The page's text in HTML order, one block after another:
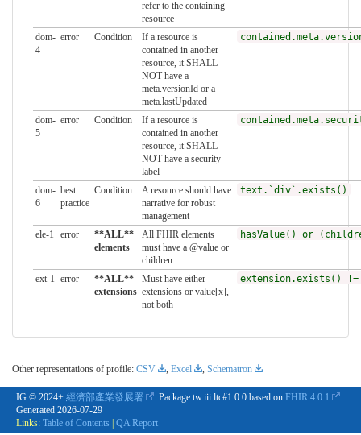
refer to the containing
resource
dom-
4
error Condition
If a resource is
contained in another
resource, it SHALL
NOT have a
meta.versionId or a
meta.lastUpdated
dom-
5
error Condition
If a resource is
contained in another
resource, it SHALL
NOT have a security
label
dom-
6
best
practice
Condition
A resource should have
narrative for robust
management
text.`div`.exists()
ele-1 error
**ALL**
elements
All FHIR elements
must have a @value or
children
hasValue() or
ext-1 error
**ALL**
extensions
Must have either
extensions or value[x],
not both
extension.exists()
Other representations of profile: CSV , Excel , Schematron
IG © 2024+ 經濟部產業發展署 . Package tw.iii.ltc#1.0.0 based on FHIR 4.0.1
.
Generated 2026-07-29
Links: Table of Contents | QA Report